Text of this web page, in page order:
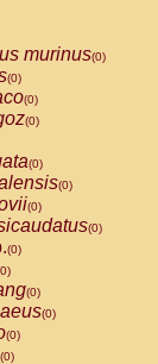
murinus(0)
(0)
(0)
(0)
(0)
(0)
(0)
(0)
(0)
(0)
(0)
(0)
(0)